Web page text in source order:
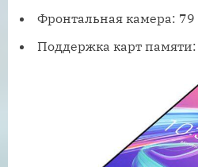
Фронтальная камера:
Поддержка карт памяти: